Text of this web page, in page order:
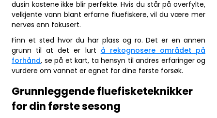
dusin kastene ikke blir perfekte. Hvis du står på overfylte,
velkjente vann blant erfarne fluefiskere, vil du være mer
nervøs enn fokusert.
Finn et sted hvor du har plass og ro. Det er en annen
grunn til at det er lurt å rekognosere området på
forhånd, se på et kart, ta hensyn til andres erfaringer og
vurdere om vannet er egnet for dine første forsøk.
Grunnleggende fluefisketeknikker
for din første sesong